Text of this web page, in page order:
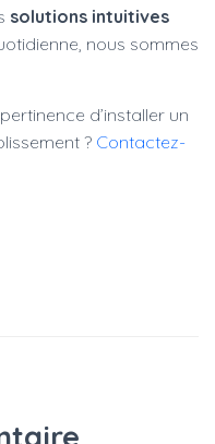
solutions intuitives
nous sommes
d’installer un
? Contactez-